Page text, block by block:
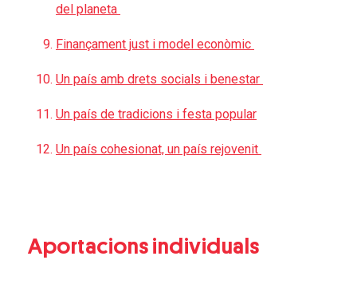
del planeta
Finançament just i model econòmic
Un país amb drets socials i benestar
Un país de tradicions i festa popular
Un país cohesionat, un país rejovenit
Aportacions individuals